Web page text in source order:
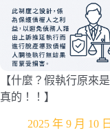
【什麼？假執行原來
真的！！】
2025 年 9 月 10 日